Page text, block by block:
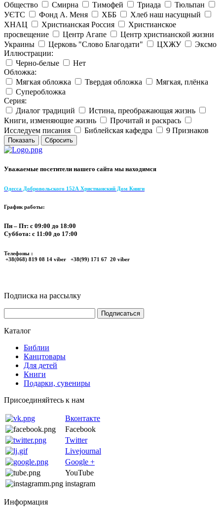
Общество
Смирна Тимофей Триада
Тюльпан
УЄТС
Фонд А. Меня ХББ
Хлеб наш насущный
ХНАЦ
Христианская Россия
Христианское
просвещение
Центр Агапе
Центр христианской жизни
Украины
Церковь "Слово Благодати" ЦХЖУ
Эксмо
Иллюстрации:
Черно-белые
Нет
Обложка:
Мягкая обложка
Твердая обложка
Мягкая, плёнка
Суперобложка
Серия:
Диалог традиций
Истина, преображающая жизнь
Книги, изменяющие жизнь
Прочитай и раскрась
Исследуем писания
Библейская кафедра 9 Признаков
Уважаемые посетители нашего сайта мы находимся
Одесса Добровольского 152А Христианский Дом Книги
График работы:
Пн – Пт: с 09:00 до 18:00
Суббота: с 11:00 до 17:00
Телефоны :
+38(068) 819 08 14 viber +38(99) 171 67 20 viber
Подписка на рассылку
Каталог
Библии
Канцтовары
Для детей
Книги
Подарки, сувениры
Присоединяйтесь к нам
Вконтакте
Facebook
Twitter
Livejournal
Google +
YouTube
instagram
Информация